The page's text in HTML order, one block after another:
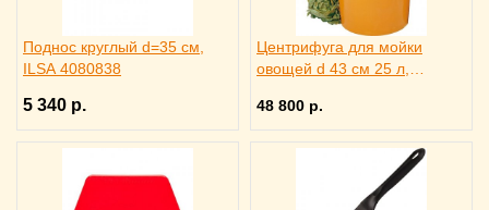
Поднос круглый d=35 см,
ILSA 4080838
5 340 р.
Центрифуга для мойки
овощей d 43 см 25 л,
48 800 р.